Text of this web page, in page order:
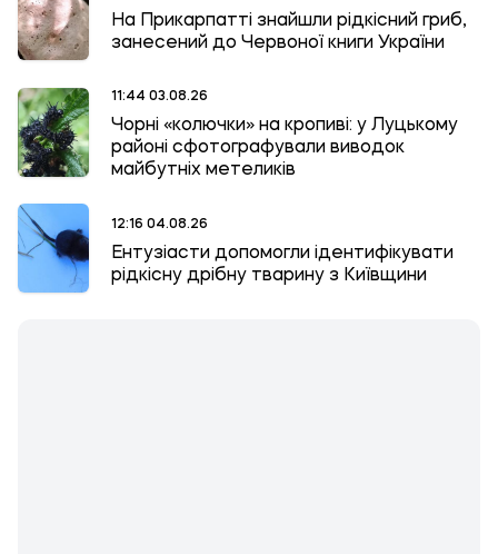
На Прикарпатті знайшли рідкісний гриб,
занесений до Червоної книги України
11:44 03.08.26
Чорні «колючки» на кропиві: у Луцькому
районі сфотографували виводок
майбутніх метеликів
12:16 04.08.26
Ентузіасти допомогли ідентифікувати
рідкісну дрібну тварину з Київщини